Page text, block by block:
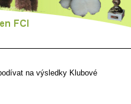
na výsledky Klubové